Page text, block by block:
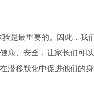
是最重要的。因此，
康、安全，让家长们可
潜移默化中促进他们的身